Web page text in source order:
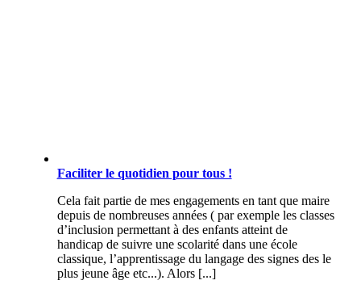
Faciliter le quotidien pour tous !
Cela fait partie de mes engagements en tant que maire
depuis de nombreuses années ( par exemple les classes
d’inclusion permettant à des enfants atteint de
handicap de suivre une scolarité dans une école
classique, l’apprentissage du langage des signes des le
plus jeune âge etc...). Alors [...]